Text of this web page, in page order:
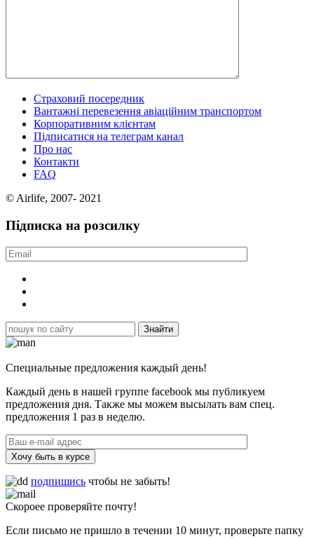
Страховий посередник
Вантажні перевезення авіаційним транспортом
Корпоративним клієнтам
Підписатися на телеграм канал
Про нас
Контакти
FAQ
© Airlife, 2007- 2021
Підписка на розсилку
Специальные предложения каждый день!
Каждый день в нашей группе facebook мы публикуем
предложения дня. Также мы можем высылать вам спец.
предложения 1 раз в неделю.
Хочу быть в курсе
подпишись чтобы не забыть!
Скороее проверяйте почту!
Если письмо не пришло в течении 10 минут, проверьте папку